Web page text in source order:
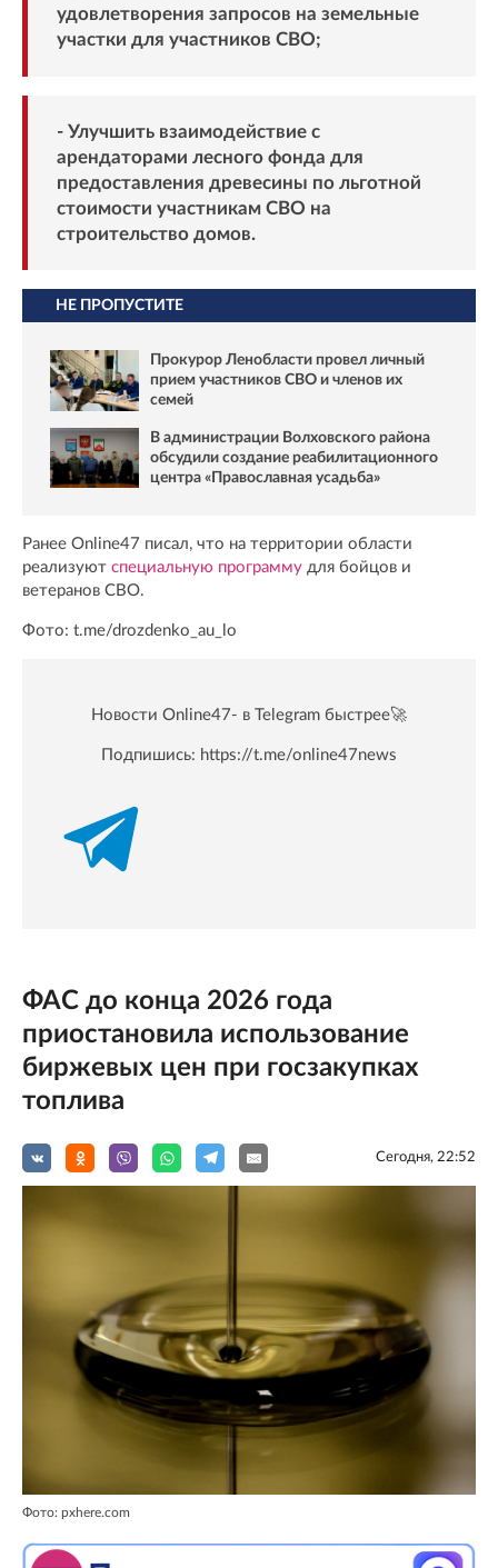
удовлетворения запросов на земельные
участки для участников СВО;
- Улучшить взаимодействие с
арендаторами лесного фонда для
предоставления древесины по льготной
стоимости участникам СВО на
строительство домов.
НЕ ПРОПУСТИТЕ
Прокурор Ленобласти провел личный
прием участников СВО и членов их
семей
В администрации Волховского района
обсудили создание реабилитационного
центра «Православная усадьба»
Ранее Online47 писал, что на территории области
реализуют специальную программу для бойцов и
ветеранов СВО.
Фото: t.me/drozdenko_au_lo
Новости Online47- в Telegram быстрее🚀
Подпишись: https://t.me/online47news
ФАС до конца 2026 года
приостановила использование
биржевых цен при госзакупках
топлива
Сегодня, 22:52
Фото: pxhere.com